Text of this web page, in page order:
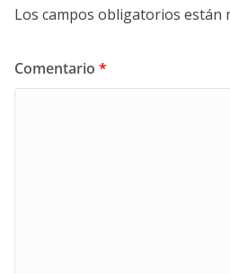
Los campos obligatorios están
Comentario *